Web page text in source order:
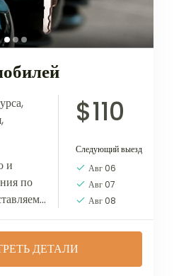
,
,
и
по
:
с
$110
Следующий выезд
Авг 06
Авг 07
Авг 08
ДЕТАЛИ